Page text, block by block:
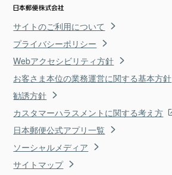
サイトのご利用について
プライバシーポリシー
Webアクセシビリティ方針
お客さま本位の業務運営に関する基本方針
勧誘方針
カスタマーハラスメントに関する考え方
日本郵便公式アプリ一覧
ソーシャルメディア
サイトマップ